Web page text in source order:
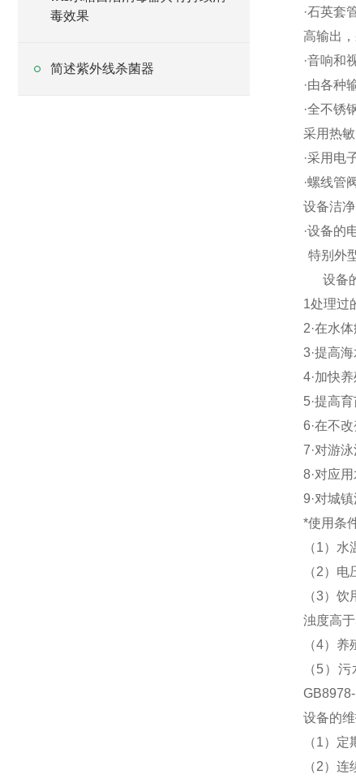
毒效果
简述紫外线杀菌器
·石英套
高输出
·音响和
·由各种
·全不锈
采用热
·采用电
·螺线管
设备洁
·设备的
特别外
设备
1处理过
2·在水
3·提高
4·加快养
5·提高育
6·在不
7·对游
8·对应
9·对城
*使用条
（1）水
（2）电
（3）饮
浊度高于
（4）养
（5）污
设备的
（1）定
（2） 连